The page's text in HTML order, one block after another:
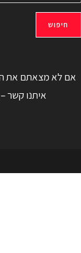
חיפוש
אם לא מצאתם את
איתנו קשר